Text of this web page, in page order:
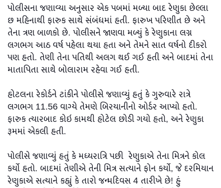
પોલીસના જણાવ્યા અનુસાર એક પબમાં મળ્યા બાદ રેણુકા છેલ્લા
છ મહિનાથી ફારુક સાથે સંબંધમાં હતી. ફારુખ પરિણીત છે અને
તેના ત્રણ બાળકો છે. પોલીસને જાણવા મળ્યું કે રેણુકાના લગ્ન
લગભગ આઠ વર્ષ પહેલા થયા હતા અને તેમને સાત વર્ષનો દીકરો
પણ હતો. તેણી તેના પતિથી અલગ થઈ ગઈ હતી અને બાદમાં તેના
માતાપિતા સાથે બોલારામ રહેવા ગઈ હતી.
હોટલના રેકોર્ડને ટાંકીને પોલીસે જણાવ્યું હતું કે ગુરુવારે રાત્રે
લગભગ 11.56 વાગ્યે તેમણે બિરયાનીનો ઓર્ડર આપ્યો હતો.
ફારુક ત્યારબાદ કોઇ કામથી હોટેલ છોડી ગયો હતો, અને રેણુકા
રૂમમાં એકલી હતી.
પોલીસે જણાવ્યું હતું કે મધ્યરાત્રિ પછી રેણુકાએ તેના મિત્રને કોલ
કર્યો હતો. બાદમાં તેણીએ તેની મિત્ર સત્યાને ફોન કર્યો, જે દરમિયાન
રેણુકાએ સત્યાને કહ્યું કે તારો જન્મદિવસ 4 તારીખે છે! હું